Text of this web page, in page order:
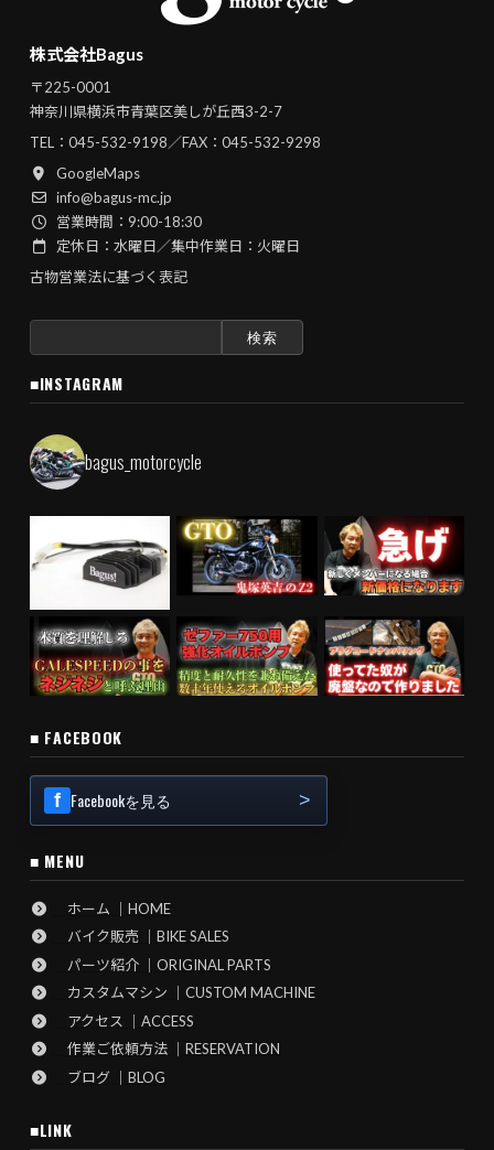
株式会社Bagus
〒225-0001
神奈川県横浜市青葉区美しが丘西3-2-7
TEL： 045-532-9198／FAX：045-532-9298
GoogleMaps
info@bagus-mc.jp
営業時間：9:00-18:30
定休日：水曜日／集中作業日：火曜日
古物営業法に基づく表記
■INSTAGRAM
bagus_motorcycle
■ FACEBOOK
Facebookを見る
■ MENU
ホーム ｜HOME
バイク販売 ｜BIKE SALES
パーツ紹介 ｜ORIGINAL PARTS
カスタムマシン ｜CUSTOM MACHINE
アクセス ｜ACCESS
作業ご依頼方法 ｜RESERVATION
ブログ ｜BLOG
■LINK